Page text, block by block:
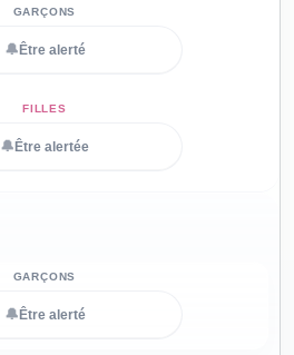
🔔 Être alerté
🔔 Être alertée
🔔 Être alerté